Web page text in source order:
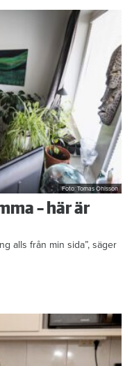
Foto: Tomas Ohlsson
– här är
alls från min sida”, säger